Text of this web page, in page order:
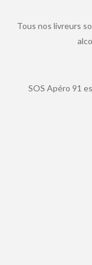
Tous nos livreurs
SOS Apéro 91